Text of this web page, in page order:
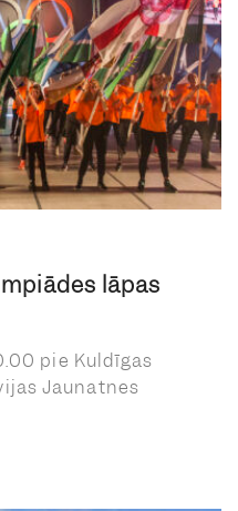
lāpas
pie Kuldīgas
Jaunatnes